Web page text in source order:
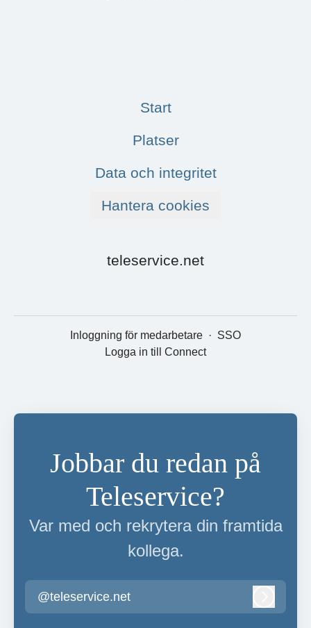
Start
Platser
Data och integritet
Hantera cookies
teleservice.net
Inloggning för medarbetare · SSO
Logga in till Connect
Jobbar du redan på
Teleservice?
Var med och rekrytera din framtida
kollega.
@teleservice.net